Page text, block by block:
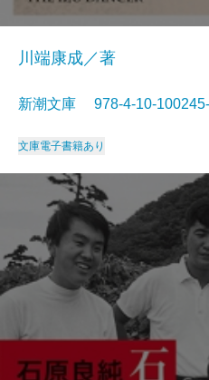
川端康成／著
新潮文庫 978-4-10-
文庫電子書籍あり